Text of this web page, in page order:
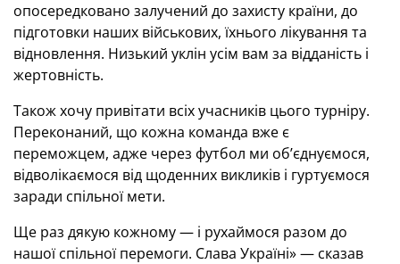
опосередковано залучений до захисту країни, до
підготовки наших військових, їхнього лікування та
відновлення. Низький уклін усім вам за відданість і
жертовність.
Також хочу привітати всіх учасників цього турніру.
Переконаний, що кожна команда вже є
переможцем, адже через футбол ми об’єднуємося,
відволікаємося від щоденних викликів і гуртуємося
заради спільної мети.
Ще раз дякую кожному — і рухаймося разом до
нашої спільної перемоги. Слава Україні» — сказав